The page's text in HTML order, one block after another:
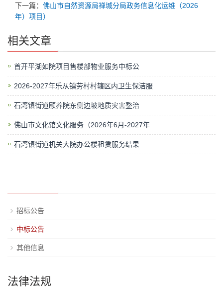
下一篇： 佛山市自然资源局禅城分局政务信息化运维（2026
年）项目）
相关文章
首开平湖如院项目售楼部物业服务中标公
2026-2027年乐从镇劳村村辖区内卫生保洁服
石湾镇街道颐养院东侧边坡地质灾害整治
佛山市文化馆文化服务（2026年6月-2027年
石湾镇街道机关大院办公楼租赁服务结果
招标公告
中标公告
其他信息
法律法规